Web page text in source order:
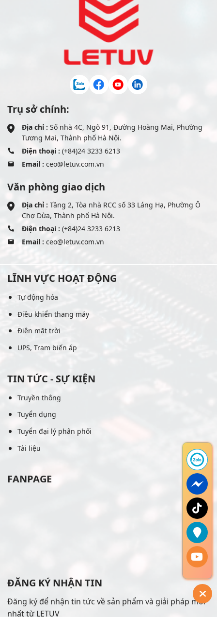
Trụ sở chính:
Địa chỉ : Số nhà 4C, Ngõ 91, Đường Hoàng Mai, Phường
Tương Mai, Thành phố Hà Nội.
Điện thoại : (+84)24 3233 6213
Email : ceo@letuv.com.vn
Văn phòng giao dịch
Địa chỉ : Tầng 2, Tòa nhà RCC số 33 Láng Hạ, Phường Ô
Chợ Dừa, Thành phố Hà Nội.
Điện thoại : (+84)24 3233 6213
Email : ceo@letuv.com.vn
LĨNH VỰC HOẠT ĐỘNG
Tự động hóa
Điều khiển thang máy
Điện mặt trời
UPS, Trạm biến áp
TIN TỨC - SỰ KIỆN
Truyền thông
Tuyển dụng
Tuyển đại lý phân phối
Tài liệu
FANPAGE
ĐĂNG KÝ NHẬN TIN
Đăng ký để nhận tin tức về sản phẩm và giải pháp mới
nhất từ LETUV